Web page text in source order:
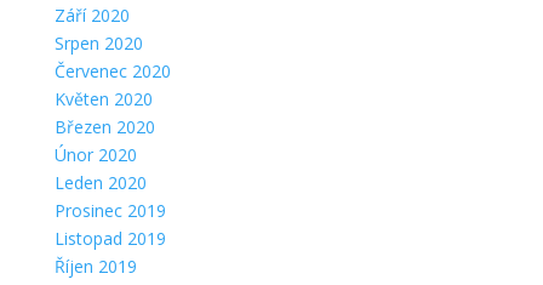
Září 2020
Srpen 2020
Červenec 2020
Květen 2020
Březen 2020
Únor 2020
Leden 2020
Prosinec 2019
Listopad 2019
Říjen 2019